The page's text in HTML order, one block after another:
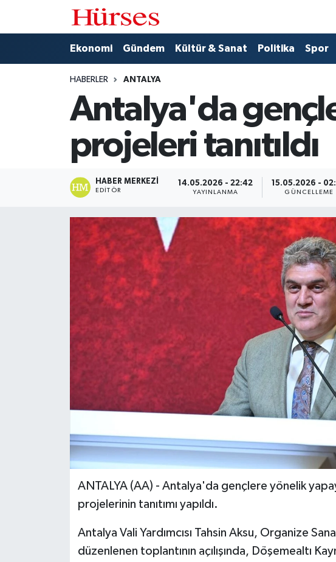
Ekonomi Gündem Kültür & Sanat Politika Spor
HABERLER ANTALYA
Antalya'da
projeleri tanıtıldı
HABER MERKEZI
EDITÖR
14.05.2026 - 22:42
YAYINLANMA
15.05.2026 -
GÜNCELLEME
ANTALYA (AA) - Antalya'da gençlere yönelik
projelerinin tanıtımı yapıldı.
Antalya Vali Yardımcısı Tahsin Aksu, Organize
düzenlenen toplantının açılışında, Döşemealtı
Ekonomi
Gündem
Kültür & Sanat
Hava Durumu
Trafik Durumu
Süper Lig Puan Durumu ve Fikstür
Tüm Manşetler
Haber Arşivi